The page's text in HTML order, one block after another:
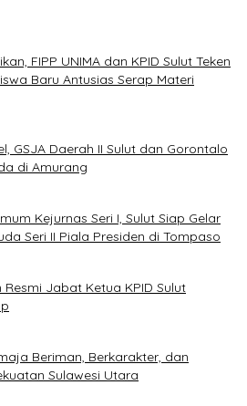
FIPP UNIMA dan KPID Sulut Teken
Baru Antusias Serap Materi
GSJA Daerah II Sulut dan Gorontalo
di Amurang
Kejurnas Seri I, Sulut Siap Gelar
Seri II Piala Presiden di Tompaso
Jabat Ketua KPID Sulut
Beriman, Berkarakter, dan
Sulawesi Utara